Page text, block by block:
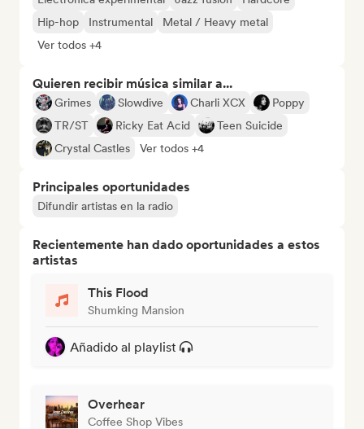
Hip-hop
Instrumental
Metal / Heavy metal
Ver todos +4
Quieren recibir música similar a...
Grimes Slowdive Charli XCX
Poppy
TR/ST
Ricky Eat Acid
Teen Suicide
Crystal Castles
Ver todos +4
Principales oportunidades
Difundir artistas en la radio
Recientemente han dado oportunidades a estos
artistas
This Flood
Shumking Mansion
Añadido al playlist
Overhear
Coffee Shop Vibes